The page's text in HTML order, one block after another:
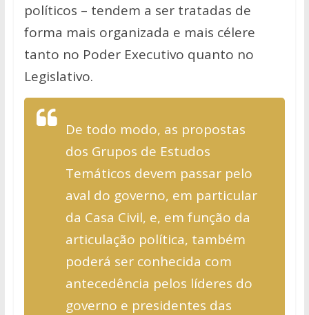
políticos – tendem a ser tratadas de
forma mais organizada e mais célere
tanto no Poder Executivo quanto no
Legislativo.
De todo modo, as propostas
dos Grupos de Estudos
Temáticos devem passar pelo
aval do governo, em particular
da Casa Civil, e, em função da
articulação política, também
poderá ser conhecida com
antecedência pelos líderes do
governo e presidentes das